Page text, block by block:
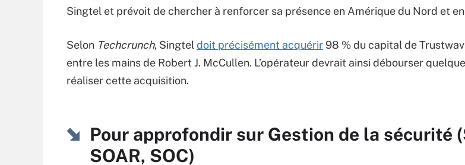
Singtel et prévoit de chercher à renforcer sa présence en Amérique du Nord et
Selon Techcrunch, Singtel doit précisément acquérir 98 % du capital de
entre les mains de Robert J. McCullen. L’opérateur devrait ainsi débourser
réaliser cette acquisition.
Pour approfondir sur Gestion de la sécurité
SOAR, SOC)